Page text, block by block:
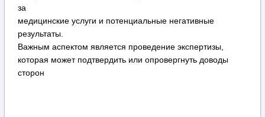
за
медицинские услуги и потенциальные негативные
результаты.
Важным аспектом является проведение экспертизы,
которая может подтвердить или опровергнуть доводы
сторон